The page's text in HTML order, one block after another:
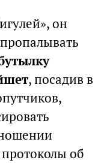
он
, посадив в
об